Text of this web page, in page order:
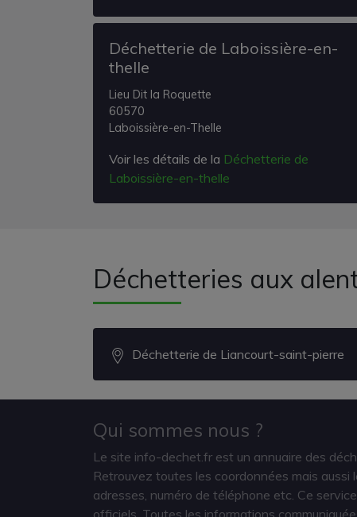
Déchetterie de Laboissière-en-
thelle
Lieu Dit la Roquette
60570
Laboissière-en-Thelle
Voir les détails de la Déchetterie de
Laboissière-en-thelle
Déchetteries aux
Déchetterie de Liancourt-saint-pierre
Qui sommes nous ?
Le site info-dechet.fr est un annuaire des
Retrouvez toutes les coordonnées mais
adresses, numéro de téléphone etc. Ce
officiels. Toutes les informations